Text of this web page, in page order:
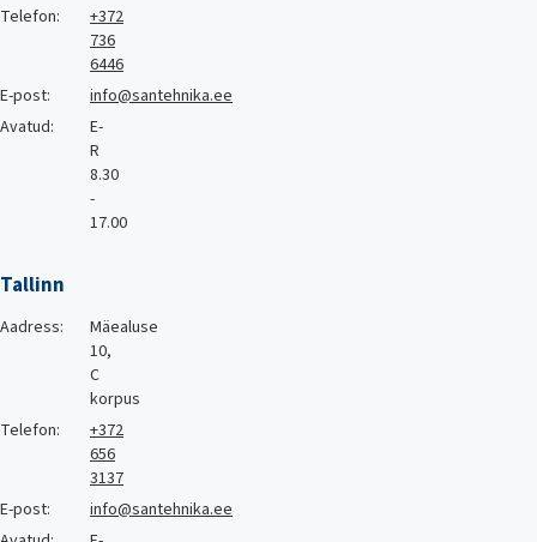
Telefon:
+372
736
6446
E-post:
info@santehnika.ee
Avatud:
E-
R
8.30
-
17.00
Tallinn
Aadress:
Mäealuse
10,
C
korpus
Telefon:
+372
656
3137
E-post:
info@santehnika.ee